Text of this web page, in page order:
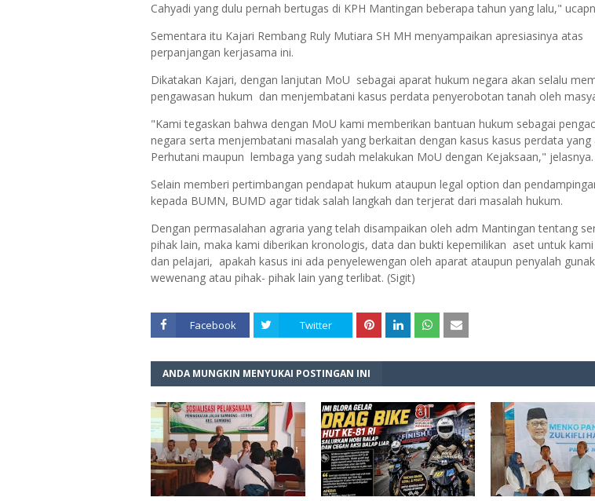
Cahyadi yang dulu pernah bertugas di KPH Mantingan beberapa tahun yang lalu,"
Sementara itu Kajari Rembang Ruly Mutiara SH MH menyampaikan apresiasinya atas
perpanjangan kerjasama ini.
Dikatakan Kajari, dengan lanjutan MoU sebagai aparat hukum negara akan selalu
pengawasan hukum dan menjembatani kasus perdata penyerobotan tanah oleh
"Kami tegaskan bahwa dengan MoU kami memberikan bantuan hukum sebagai
negara serta menjembatani masalah yang berkaitan dengan kasus kasus perdata yang
Perhutani maupun lembaga yang sudah melakukan MoU dengan Kejaksaan," jelasnya.
Selain memberi pertimbangan pendapat hukum ataupun legal option dan
kepada BUMN, BUMD agar tidak salah langkah dan terjerat dari masalah hukum.
Dengan permasalahan agraria yang telah disampaikan oleh adm Mantingan tentang
pihak lain, maka kami diberikan kronologis, data dan bukti kepemilikan aset untuk
dan pelajari, apakah kasus ini ada penyelewengan oleh aparat ataupun penyalah
wewenang atau pihak- pihak lain yang terlibat. (Sigit)
Facebook Twitter
ANDA MUNGKIN MENYUKAI POSTINGAN INI